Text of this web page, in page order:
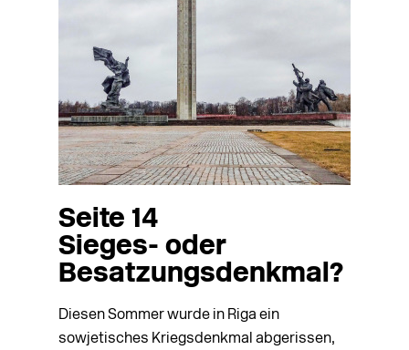
Seite 14
Sieges- oder
Besatzungsdenkmal?
Diesen Sommer wurde in Riga ein
sowjetisches Kriegsdenkmal abgerissen,